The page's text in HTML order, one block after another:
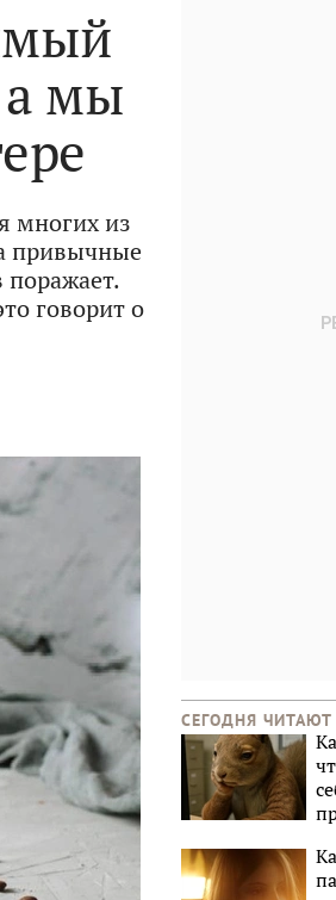
мы
многих из
привычные
поражает.
говорит о
СЕГОДНЯ ЧИТАЮТ